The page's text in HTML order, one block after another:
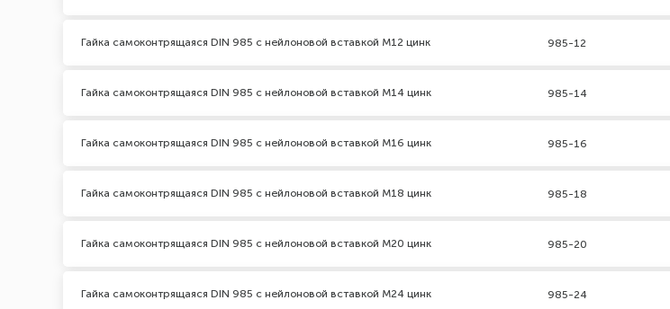
Гайка самоконтрящаяся DIN 985 с нейлоновой вставкой М12 цинк 985-12
Гайка самоконтрящаяся DIN 985 с нейлоновой вставкой М14 цинк 985-14
Гайка самоконтрящаяся DIN 985 с нейлоновой вставкой М16 цинк 985-16
Гайка самоконтрящаяся DIN 985 с нейлоновой вставкой М18 цинк 985-18
Гайка самоконтрящаяся DIN 985 с нейлоновой вставкой М20 цинк 985-20
Гайка самоконтрящаяся DIN 985 с нейлоновой вставкой М24 цинк 985-24